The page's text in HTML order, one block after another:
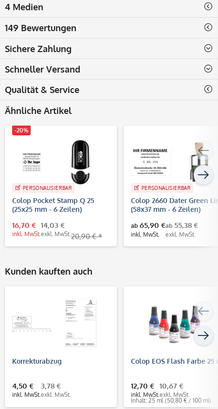
4 Medien
149 Bewertungen
Sichere Zahlung
Schneller Versand
Qualität & Service
Ähnliche Artikel
-20%
PERSONALISIERBAR
Colop Pocket Stamp Q 25
(25x25 mm - 6 Zeilen)
16,70 €
inkl. MwSt.
14,03 €
exkl. MwSt. 20,90 € *
PERSONALISIERBAR
Colop 2660 Dater Green
(58x37 mm - 6 Zeilen)
ab 65,90 €
inkl. MwSt.
ab 55,38 €
exkl. MwSt.
Kunden kauften auch
Korrekturabzug
4,50 €
inkl. MwSt.
3,78 €
exkl. MwSt.
Colop EOS Flash Farbe 25
12,70 €
inkl. MwSt.
10,67 €
exkl. MwSt.
Inhalt: 25 ml (50,80 € / 100 ml)